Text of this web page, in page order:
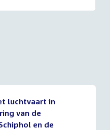
luchtvaart in
van de
en de